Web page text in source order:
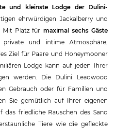
und kleinste Lodge der Dulini-
ehrwürdigen Jackalberry und
Mit Platz für maximal sechs Gäste
und intime Atmosphäre,
Ziel für Paare und Honeymooner
Lodge kann auf jeden Ihrer
werden. Die Dulini Leadwood
Gebrauch oder für Familien und
Sie gemütlich auf Ihrer eigenen
das friedliche Rauschen des Sand
Tiere wie die gefleckte